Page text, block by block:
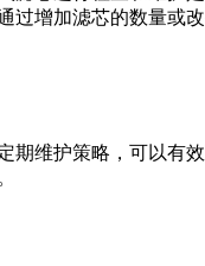
增加滤芯的数量或
维护策略，可以有